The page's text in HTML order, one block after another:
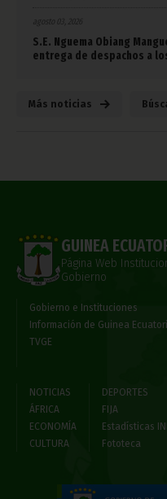
agosto 03, 2026
S.E. Nguema Obiang
entrega de despachos a
Más noticias
GUINEA
Página Web
Gobierno
Gobierno e Instituciones
Información de Guinea
TVGE
NOTICIAS
ÁFRICA
ECONOMÍA
CULTURA
DEPORTES
FIJA
Estadísticas
Fototeca